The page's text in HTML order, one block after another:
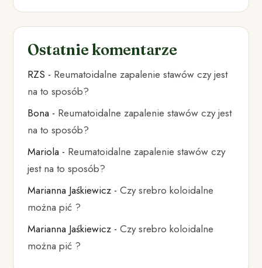
Ostatnie komentarze
RZS - Reumatoidalne zapalenie stawów czy jest
na to sposób?
Bona - Reumatoidalne zapalenie stawów czy jest
na to sposób?
Mariola - Reumatoidalne zapalenie stawów czy
jest na to sposób?
Marianna Jaśkiewicz -Czy srebro koloidalne
można pić ?
Marianna Jaśkiewicz -Czy srebro koloidalne
można pić ?